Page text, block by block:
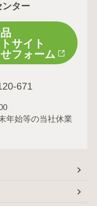
ンター
サイト
フォーム
671
年始等の当社休業